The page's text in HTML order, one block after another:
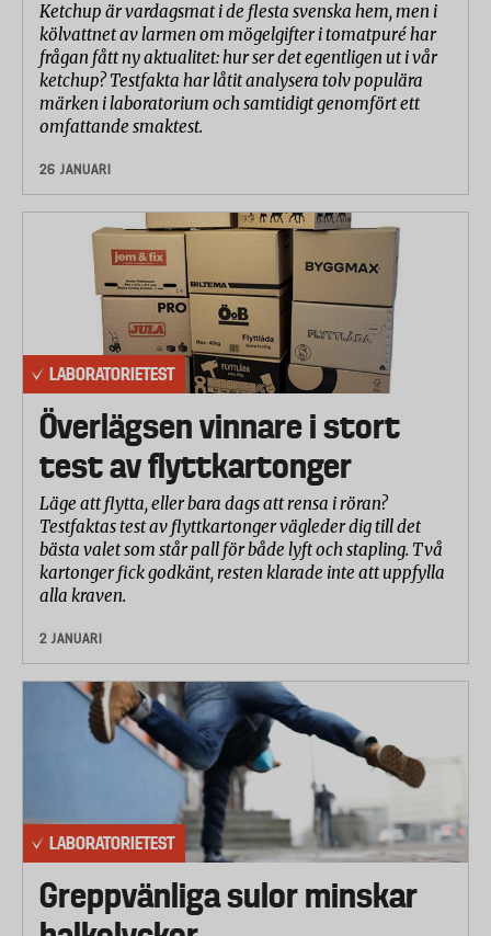
Ketchup är vardagsmat i de flesta svenska hem, men i
kölvattnet av larmen om mögelgifter i tomatpuré har
frågan fått ny aktualitet: hur ser det egentligen ut i vår
ketchup? Testfakta har låtit analysera tolv populära
märken i laboratorium och samtidigt genomfört ett
omfattande smaktest.
26 JANUARI
LABORATORIETEST
Överlägsen vinnare i stort
test av flyttkartonger
Läge att flytta, eller bara dags att rensa i röran?
Testfaktas test av flyttkartonger vägleder dig till det
bästa valet som står pall för både lyft och stapling. Två
kartonger fick godkänt, resten klarade inte att uppfylla
alla kraven.
2 JANUARI
LABORATORIETEST
Greppvänliga sulor minskar